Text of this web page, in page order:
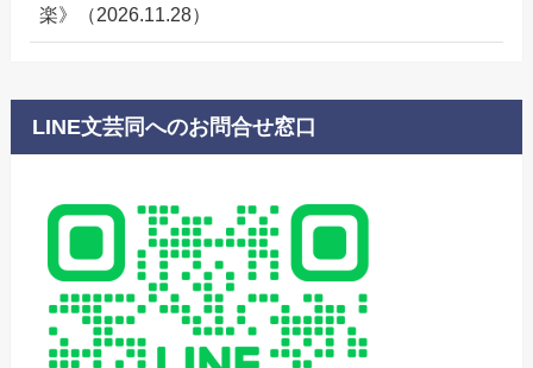
楽》（2026.11.28）
LINE文芸同へのお問合せ窓口